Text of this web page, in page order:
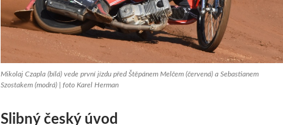
Mikolaj Czapla (bílá) vede první jízdu před Štěpánem Melčem (červená) a Sebastianem
Szostakem (modrá) | foto Karel Herman
Slibný český úvod